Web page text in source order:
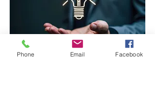
Phone Email Facebook